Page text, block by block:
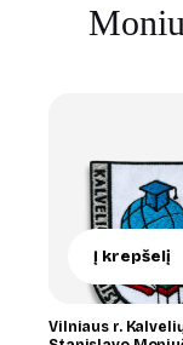
Į krepšelį
Vilniaus r.